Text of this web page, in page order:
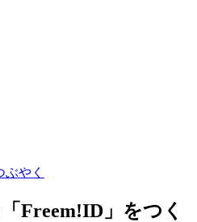
ぶやく
Freem!ID 」をつく